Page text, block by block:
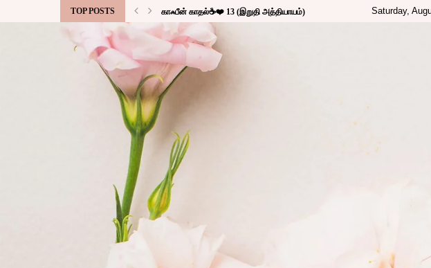
TOP POSTS காஃபீன் காதல்☕❤️ 13 (இறுதி அத்தியாயம்) Saturday,